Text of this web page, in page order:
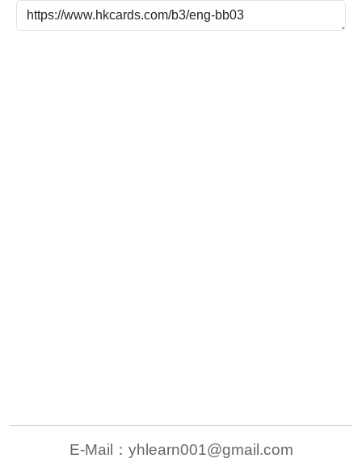
E-Mail： yhlearn001@gmail.com